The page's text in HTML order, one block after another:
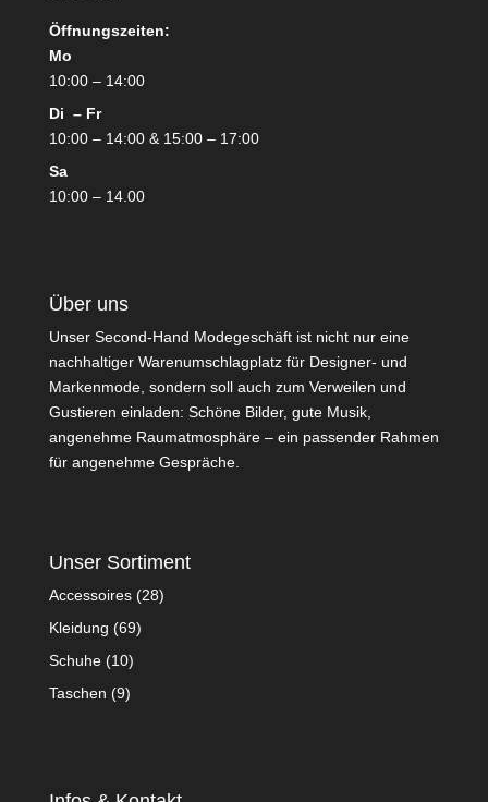
Öffnungszeiten:
Mo
10:00 – 14:00
Di – Fr
10:00 – 14:00 & 15:00 – 17:00
Sa
10:00 – 14.00
Über uns
Unser Second-Hand Modegeschäft ist nicht nur eine
nachhaltiger Warenumschlagplatz für Designer- und
Markenmode, sondern soll auch zum Verweilen und
Gustieren einladen: Schöne Bilder, gute Musik,
angenehme Raumatmosphäre – ein passender Rahmen
für angenehme Gespräche.
Unser Sortiment
Accessoires (28)
Kleidung (69)
Schuhe (10)
Taschen (9)